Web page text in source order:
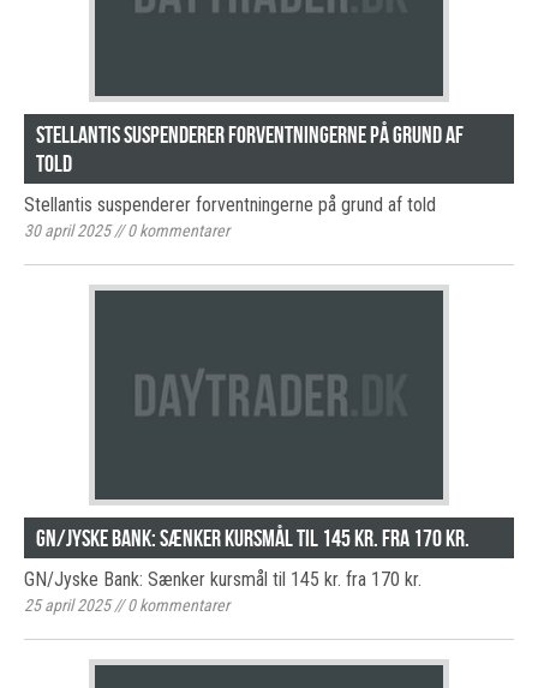
Stellantis suspenderer forventningerne på grund af
told
Stellantis suspenderer forventningerne på grund af told
30 april 2025//0kommentarer
GN/Jyske Bank: Sænker kursmål til 145 kr. fra 170 kr.
GN/Jyske Bank: Sænker kursmål til 145 kr. fra 170 kr.
25 april 2025//0kommentarer